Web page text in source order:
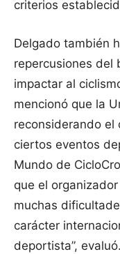
criterios
Delgado también
repercusiones del
impactar al
mencionó que la
reconsiderando el
ciertos eventos
Mundo de
que el
muchas
carácter
deportista”, evaluó.